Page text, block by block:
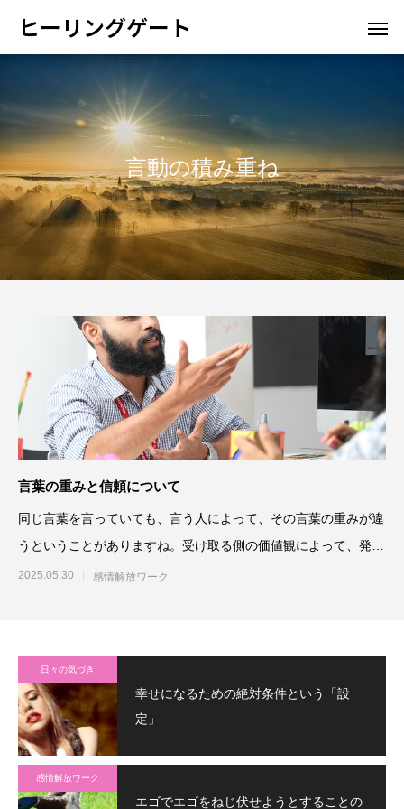
ヒーリングゲート
言動の積み重ね
言葉の重みと信頼について
同じ言葉を言っていても、言う人によって、その言葉の重みが違
うということがありますね。受け取る側の価値観によって、発言
する人の肩書き
2025.05.30 感情解放ワーク
日々の気づき
幸せになるための絶対条件という「設
定」
感情解放ワーク
エゴでエゴをねじ伏せようとすることの